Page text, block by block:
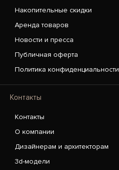
Накопительные скидки
Аренда товаров
Новости и пресса
Публичная оферта
Политика конфиденциальности
Контакты
Контакты
О компании
Дизайнерам и архитекторам
3d-модели